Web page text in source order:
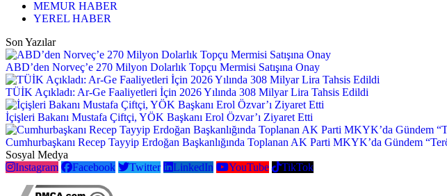
MEMUR HABER
YEREL HABER
Son Yazılar
ABD’den Norveç’e 270 Milyon Dolarlık Topçu Mermisi Satışına Onay
TÜİK Açıkladı: Ar-Ge Faaliyetleri İçin 2026 Yılında 308 Milyar Lira Tahsis Edildi
İçişleri Bakanı Mustafa Çiftçi, YÖK Başkanı Erol Özvar’ı Ziyaret Etti
Cumhurbaşkanı Recep Tayyip Erdoğan Başkanlığında Toplanan AK Parti MKYK’da Gündem
Sosyal Medya
Instagram
Facebook Twitter LinkedIn YouTube TikTok